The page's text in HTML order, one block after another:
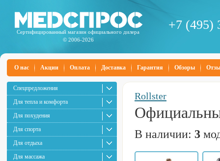
Сертифицированный магазин официального дилера
© 2006-2026
+7 (495)
О нас Акции Оплата Доставка Гарантия Обзоры
Спецпредложения
Для тепла и комфорта
Для похудения
Для спорта
Для отдыха
Для массажа
Rollster
В наличии: 3